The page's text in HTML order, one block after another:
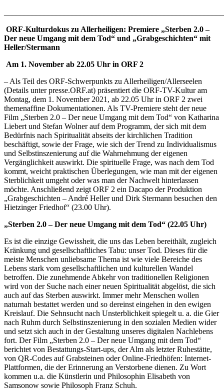
ORF-Kulturdokus zu Allerheiligen: Premiere „Sterben 2.0 –
Der neue Umgang mit dem Tod“ und „Grabgeschichten“ mit
Heller/Stermann
Am 1. November ab 22.05 Uhr in ORF 2
– Als Teil des ORF-Schwerpunkts zu Allerheiligen/Allerseelen
(Details unter presse.ORF.at) präsentiert die ORF-TV-Kultur am
Montag, dem 1. November 2021, ab 22.05 Uhr in ORF 2 zwei
themenaffine Dokumentationen. Als TV-Premiere steht der neue
Film „Sterben 2.0 – Der neue Umgang mit dem Tod“ von Katharina
Liebert und Stefan Wolner auf dem Programm, der sich mit dem
Bedürfnis nach Spiritualität abseits der kirchlichen Tradition
beschäftigt, sowie der Frage, wie sich der Trend zu Individualismus
und Selbstinszenierung auf die Wahrnehmung der eigenen
Vergänglichkeit auswirkt. Die spirituelle Frage, was nach dem Tod
kommt, weicht praktischen Überlegungen, wie man mit der eigenen
Sterblichkeit umgeht oder was man der Nachwelt hinterlassen
möchte. Anschließend zeigt ORF 2 ein Dacapo der Produktion
„Grabgeschichten – André Heller und Dirk Stermann besuchen den
Hietzinger Friedhof“ (23.00 Uhr).
„Sterben 2.0 – Der neue Umgang mit dem Tod“ (22.05 Uhr)
Es ist die einzige Gewissheit, die uns das Leben bereithält, zugleich
Kränkung und gesellschaftliches Tabu: unser Tod. Dieses für die
meiste Menschen unliebsame Thema ist wie viele Bereiche des
Lebens stark vom gesellschaftlichen und kulturellen Wandel
betroffen. Die zunehmende Abkehr von traditionellen Religionen
wird von der Suche nach einer neuen Spiritualität abgelöst, die sich
auch auf das Sterben auswirkt. Immer mehr Menschen wollen
naturnah bestattet werden und so dereinst eingehen in den ewigen
Kreislauf. Die Sehnsucht nach Unsterblichkeit spiegelt u. a. die Gier
nach Ruhm durch Selbstinszenierung in den sozialen Medien wider
und setzt sich auch in der Gestaltung unseres digitalen Nachlebens
fort. Der Film „Sterben 2.0 – Der neue Umgang mit dem Tod“
berichtet von Bestattungs-Start-ups, der Alm als letzter Ruhestätte,
von QR-Codes auf Grabsteinen oder Online-Friedhöfen: Internet-
Plattformen, die der Erinnerung an Verstorbene dienen. Zu Wort
kommen u.a. die Künstlerin und Philosophin Elisabeth von
Samsonow sowie Philosoph Franz Schuh.